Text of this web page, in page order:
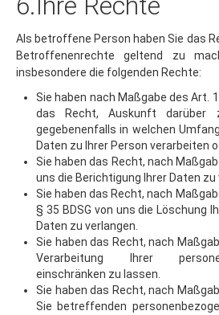
Betroffenenrechte geltend zu
insbesondere die folgenden Rechte:
Sie haben nach Maßgabe des Art.
das Recht, Auskunft darüber
gegebenenfalls in welchen
Daten zu Ihrer Person verarbeiten
Sie haben das Recht, nach
uns die Berichtigung Ihrer Daten zu
Sie haben das Recht, nach
§ 35 BDSG von uns die Löschung
Daten zu verlangen.
Sie haben das Recht, nach
Verarbeitung Ihrer
einschränken zu lassen.
Sie haben das Recht, nach
Sie betreffenden
bereitgestellt haben, in einem